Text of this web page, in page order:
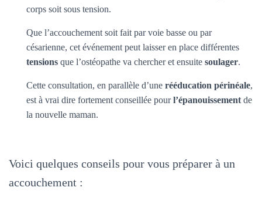
corps soit sous tension.
Que l’accouchement soit fait par voie basse ou par
césarienne, cet événement peut laisser en place différentes
tensions que l’ostéopathe va chercher et ensuite soulager.
Cette consultation, en parallèle d’une rééducation périnéale,
est à vrai dire fortement conseillée pourl’épanouissement de
la nouvelle maman.
Voici quelques conseils pour vous préparer à un
accouchement :